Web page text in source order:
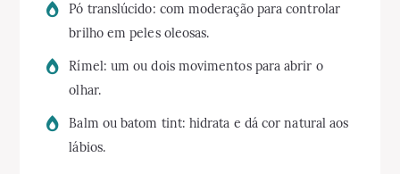
Pó translúcido: com moderação para controlar
brilho em peles oleosas.
Rímel: um ou dois movimentos para abrir o
olhar.
Balm ou batom tint: hidrata e dá cor natural aos
lábios.